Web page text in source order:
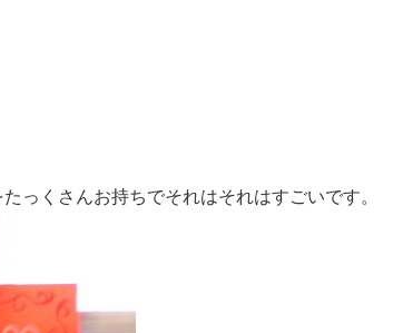
っくさんお持ちでそれはそれはすごいです。